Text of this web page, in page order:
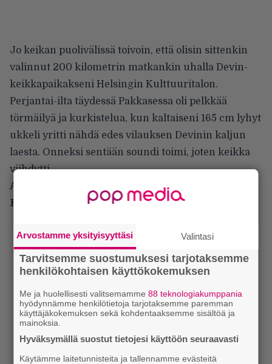
Jo keikan puolivälissä toivoin, että olisin sittenkin
valinnut 200 kilometrin matkankin uhalla Devin-
keikkapaikakseni Helsingin Kulttuuritalon.
Perjantai-ilta täydessä Pakkasessa oli pelkkää
törmäilyä ja kurkistelua, kun kaltaiseni 165 cm lyhyt
ukkeli yritti nähdä edes vilauksen Devinin kaljun
laesta. Onneksi sentään soundi toimi, joten keikka
viihdytti.
Alla Mikko Pylkön ottamat kuvat Helsingin
Kulttuuritalolta 23.2.2023
Arvostamme yksityisyyttäsi Valintasi
Tarvitsemme suostumuksesi tarjotaksemme
henkilökohtaisen käyttökokemuksen
Me ja huolellisesti valitsemamme88 teknologiakumppania
hyödynnämme henkilötietoja tarjotaksemme paremman
käyttäjäkokemuksen sekä kohdentaaksemme sisältöä ja
mainoksia.
Hyväksymällä suostut tietojesi käyttöön seuraavasti
Käytämme laitetunnisteita ja tallennamme evästeitä